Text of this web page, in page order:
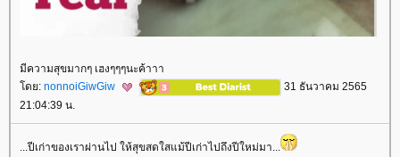
มีความสุขมากๆ เฮงๆๆๆนะค้าาา
ดย: nonnoiGiwGiw
31 ธันวาคม 2565
21:04:39 น.
...ปีเก่าของเราผ่านไป ให้สุขสดใสแม้ปีเก่าไปถึงปีใหม่มา...